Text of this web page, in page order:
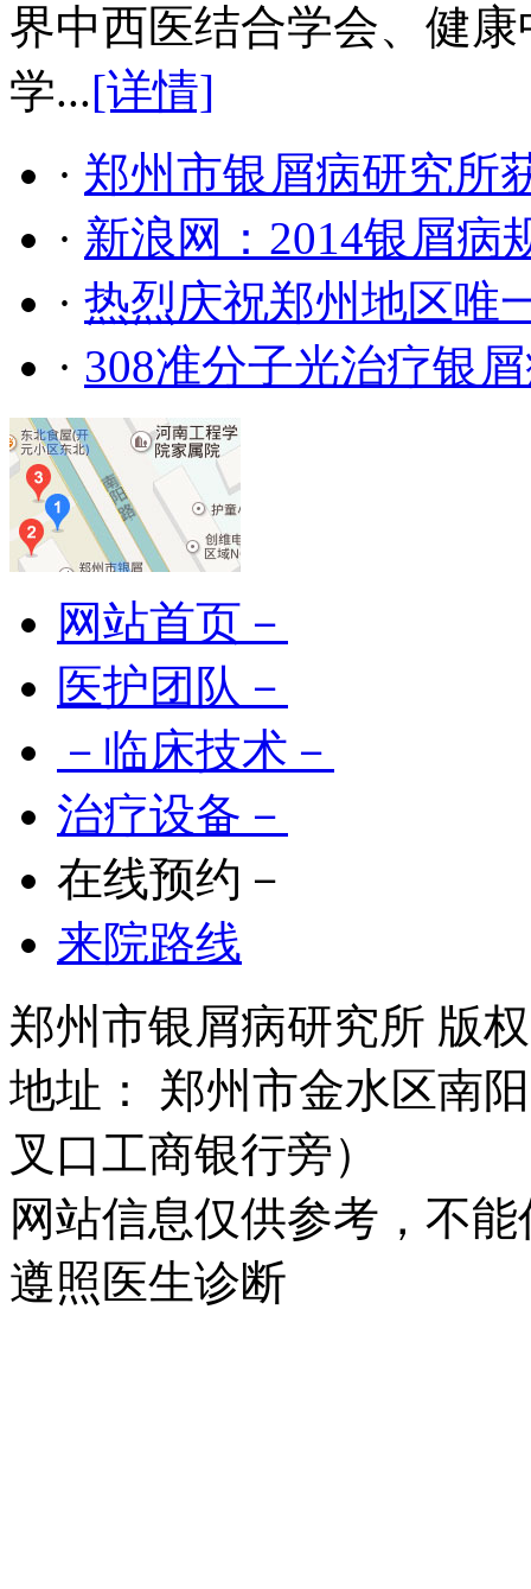
界中西医结合学会、健
学...[详情]
· 郑州市银屑病研究所
· 新浪网：2014银屑病
· 热烈庆祝郑州地区唯
· 308准分子光治疗银
网站首页－
医护团队－
－临床技术－
治疗设备－
在线预约－
来院路线
郑州市银屑病研究所 版
地址： 郑州市金水区南
叉口工商银行旁）
网站信息仅供参考，不
遵照医生诊断